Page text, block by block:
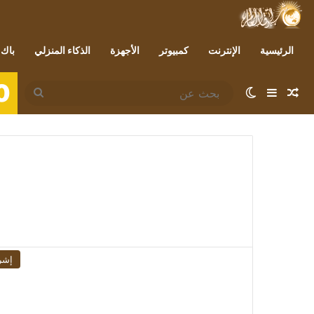
الرئيسية الإنترنت كمبيوتر الأجهزة الذكاء المنزلي
مقال عشوائي
إضافة عمود جانبي
الوضع المظلم
بحث
عن